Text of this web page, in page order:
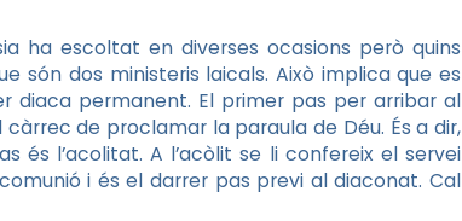
ha escoltat en diverses ocasions però quins
són dos ministeris laicals. Això implica que es
diaca permanent. El primer pas per arribar al
de proclamar la paraula de Déu. És a dir,
és l’acolitat. A l’acòlit se li confereix el servei
i és el darrer pas previ al diaconat. Cal